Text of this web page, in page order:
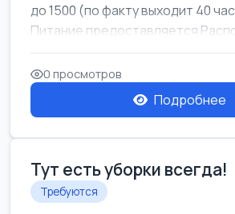
до 1500 (по факту выходит 40
Питание предоставляется
0 просмотров
Подробнее
Тут есть уборки всегда!
Требуются